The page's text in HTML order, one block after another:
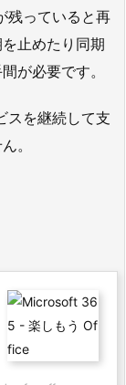
残っていると再
止めたり同期
が必要です。
スを継続して支
。